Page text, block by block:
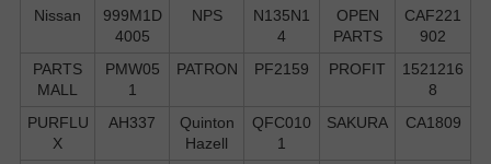
Nissan
999M1D
4005
NPS
N135N1
4
OPEN
PARTS
CAF221
902
PARTS
MALL
PMW05
1
PATRON PF2159 PROFIT
1521216
8
PURFLU
X
AH337
Quinton
Hazell
QFC010
1
SAKURA CA1809